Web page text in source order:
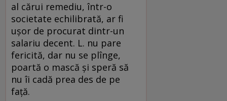
al cărui remediu, într-o
societate echilibrată, ar fi
uşor de procurat dintr-un
salariu decent. L. nu pare
fericită, dar nu se plînge,
poartă o mască şi speră să
nu îi cadă prea des de pe
faţă.